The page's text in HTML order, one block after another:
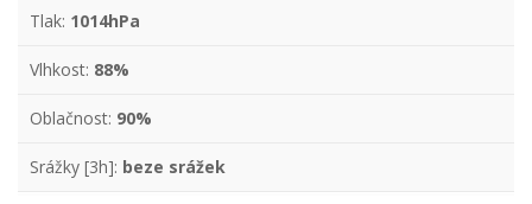
Tlak: 1014hPa
Vlhkost: 88%
Oblačnost: 90%
Srážky [3h]: beze srážek